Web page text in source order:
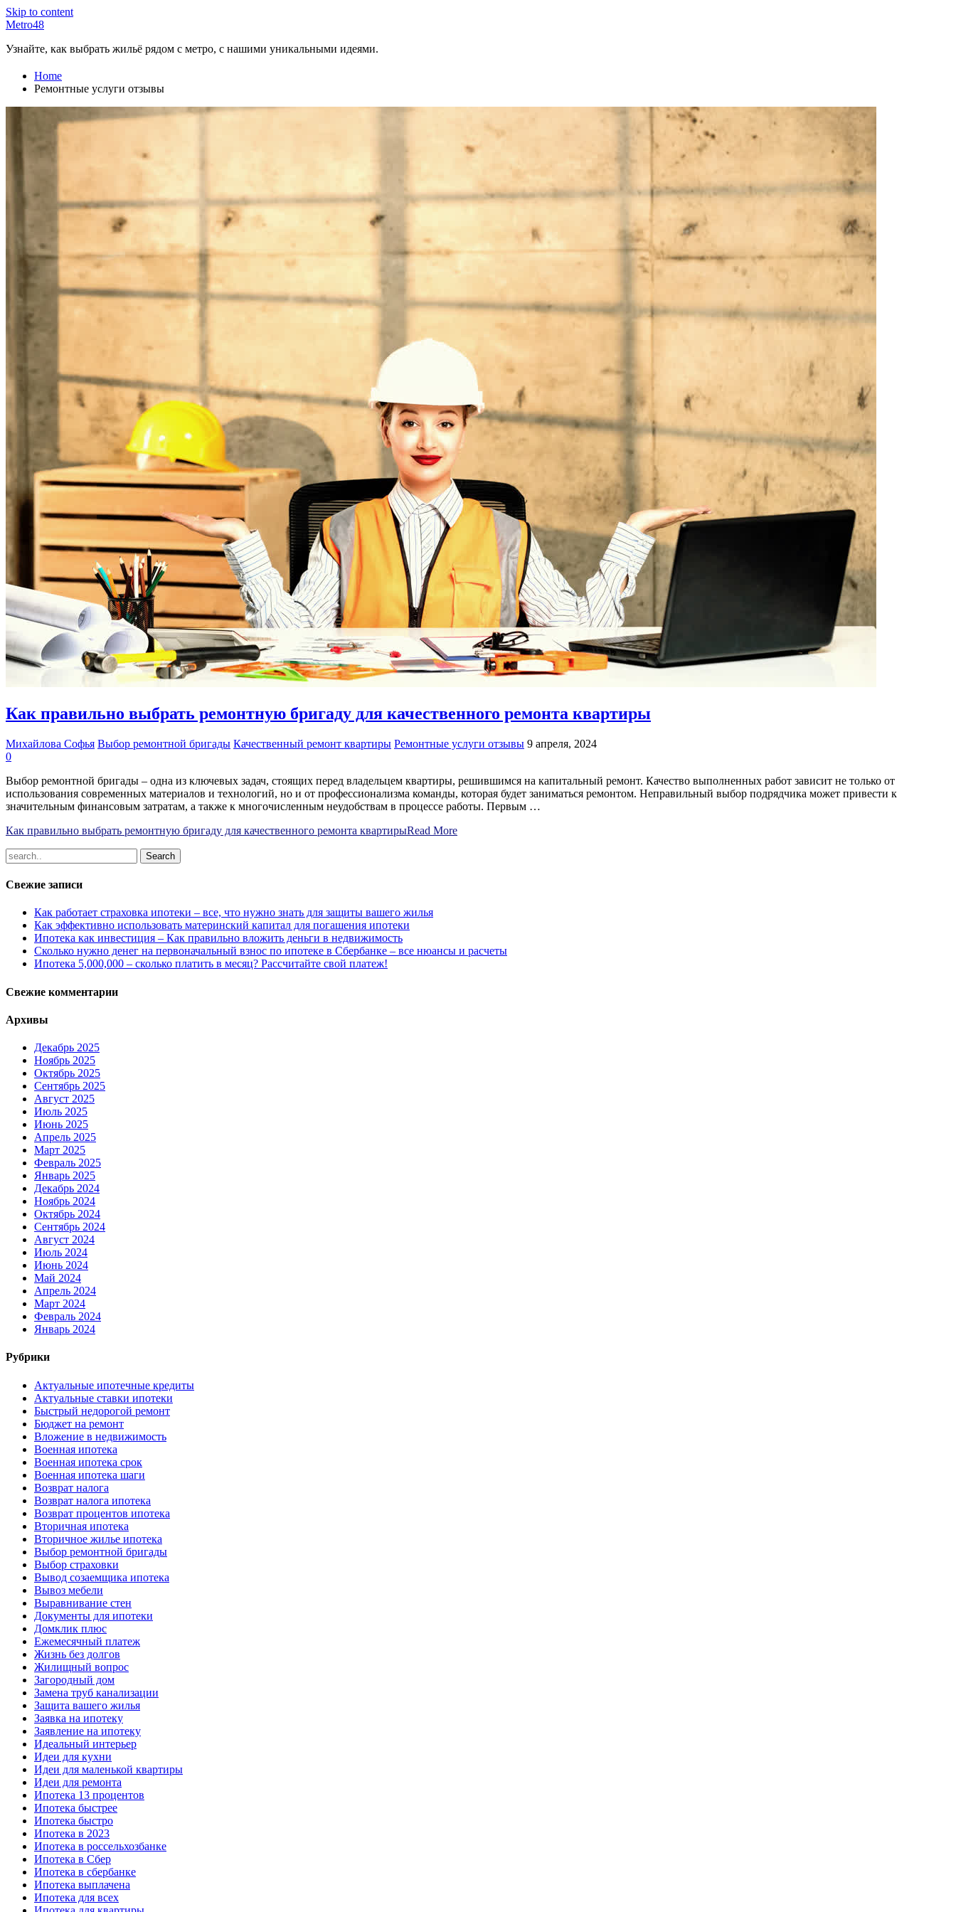
Skip to content
Metro48
Узнайте, как выбрать жильё рядом с метро, с нашими уникальными идеями.
Home
Ремонтные услуги отзывы
Как правильно выбрать ремонтную бригаду для качественного ремонта квартиры
Михайлова Софья Выбор ремонтной бригады Качественный ремонт квартиры Ремонтные услуги отзывы 9 апреля, 2024
0
Выбор ремонтной бригады – одна из ключевых задач, стоящих перед владельцем квартиры, решившимся на капитальный ремонт. Качество выполненных работ зависит не только от
использования современных материалов и технологий, но и от профессионализма команды, которая будет заниматься ремонтом. Неправильный выбор подрядчика может привести к
значительным финансовым затратам, а также к многочисленным неудобствам в процессе работы. Первым …
Как правильно выбрать ремонтную бригаду для качественного ремонта квартирыRead More
Свежие записи
Как работает страховка ипотеки – все, что нужно знать для защиты вашего жилья
Как эффективно использовать материнский капитал для погашения ипотеки
Ипотека как инвестиция – Как правильно вложить деньги в недвижимость
Сколько нужно денег на первоначальный взнос по ипотеке в Сбербанке – все нюансы и расчеты
Ипотека 5,000,000 – сколько платить в месяц? Рассчитайте свой платеж!
Свежие комментарии
Архивы
Декабрь 2025
Ноябрь 2025
Октябрь 2025
Сентябрь 2025
Август 2025
Июль 2025
Июнь 2025
Апрель 2025
Март 2025
Февраль 2025
Январь 2025
Декабрь 2024
Ноябрь 2024
Октябрь 2024
Сентябрь 2024
Август 2024
Июль 2024
Июнь 2024
Май 2024
Апрель 2024
Март 2024
Февраль 2024
Январь 2024
Рубрики
Актуальные ипотечные кредиты
Актуальные ставки ипотеки
Быстрый недорогой ремонт
Бюджет на ремонт
Вложение в недвижимость
Военная ипотека
Военная ипотека срок
Военная ипотека шаги
Возврат налога
Возврат налога ипотека
Возврат процентов ипотека
Вторичная ипотека
Вторичное жилье ипотека
Выбор ремонтной бригады
Выбор страховки
Вывод созаемщика ипотека
Вывоз мебели
Выравнивание стен
Документы для ипотеки
Домклик плюс
Ежемесячный платеж
Жизнь без долгов
Жилищный вопрос
Загородный дом
Замена труб канализации
Защита вашего жилья
Заявка на ипотеку
Заявление на ипотеку
Идеальный интерьер
Идеи для кухни
Идеи для маленькой квартиры
Идеи для ремонта
Ипотека 13 процентов
Ипотека быстрее
Ипотека быстро
Ипотека в 2023
Ипотека в россельхозбанке
Ипотека в Сбер
Ипотека в сбербанке
Ипотека выплачена
Ипотека для всех